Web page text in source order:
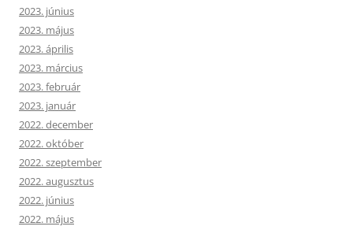
2023. június
2023. május
2023. április
2023. március
2023. február
2023. január
2022. december
2022. október
2022. szeptember
2022. augusztus
2022. június
2022. május